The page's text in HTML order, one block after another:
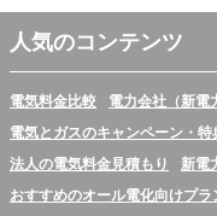
人気のコンテンツ
電気料金比較
電力会社（新電
電気とガスのキャンペーン・特
法人の電気料金見積もり
新電
おすすめのオール電化向けプラ